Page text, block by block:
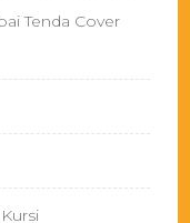
Tenda Cover